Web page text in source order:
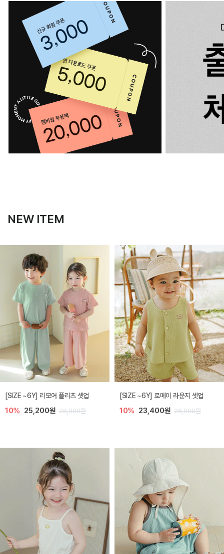
NEW ITEM
[SIZE ~6Y] 리모어 플리츠 셋업
10% 25,200원 28,000원
[SIZE ~6Y] 로메이 라운지 셋업
10% 23,400원 26,000원